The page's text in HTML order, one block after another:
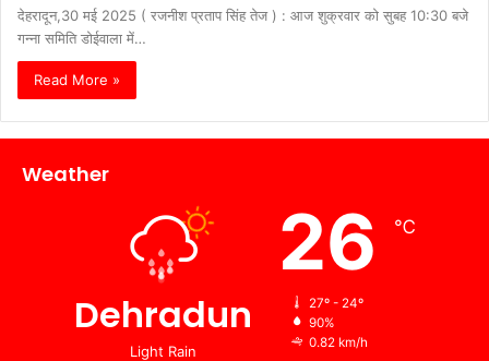
देहरादून,30 मई 2025 ( रजनीश प्रताप सिंह तेज ) : आज शुक्रवार को सुबह 10:30 बजे
गन्ना समिति डोईवाला में…
Read More »
Weather
Dehradun
Light Rain
26 ℃
27º - 24º
90%
0.82 km/h